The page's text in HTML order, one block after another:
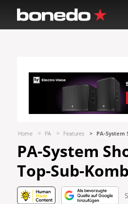
Home PA Features PA-System
PA-System
Top-Sub-